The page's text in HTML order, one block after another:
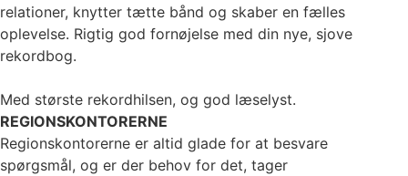
relationer, knytter tætte bånd og skaber en fælles
oplevelse. Rigtig god fornøjelse med din nye, sjove
rekordbog.
Med største rekordhilsen, og god læselyst.
REGIONSKONTORERNE
Regionskontorerne er altid glade for at besvare
spørgsmål, og er der behov for det, tager